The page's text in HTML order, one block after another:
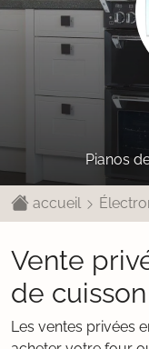
Pianos
accueil
Vente
de
Les ventes privées